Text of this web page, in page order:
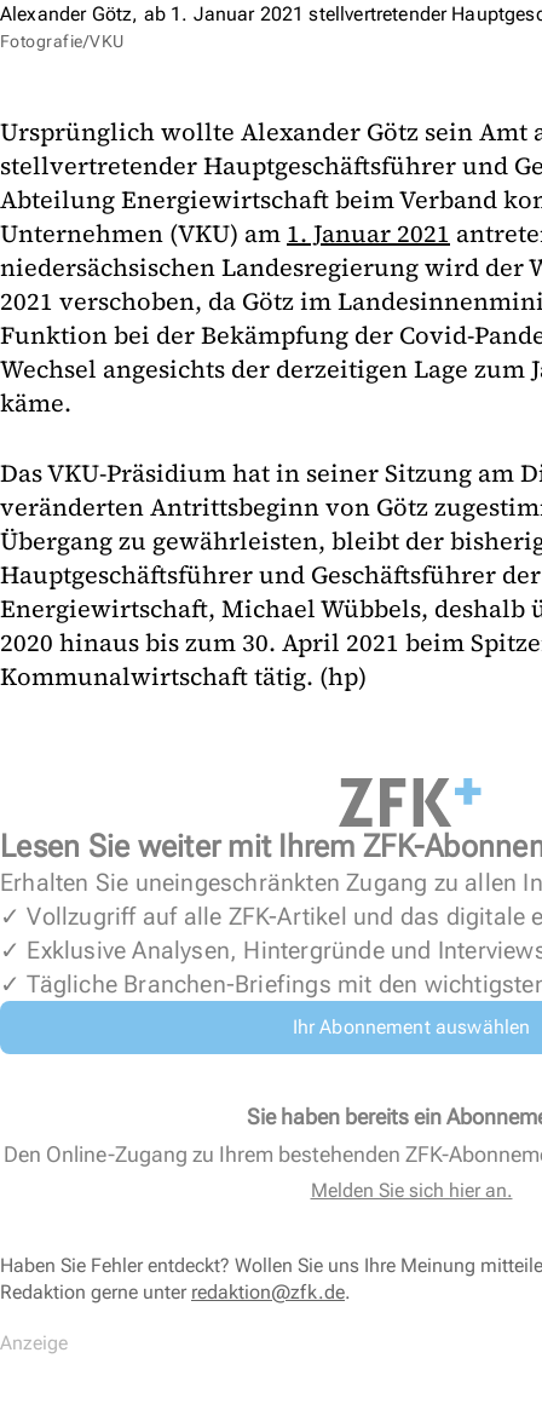
Alexander Götz, ab 1. Januar 2021 stellvertretender
Fotografie/VKU
Ursprünglich wollte Alexander Götz sein Amt
stellvertretender Hauptgeschäftsführer und
Abteilung Energiewirtschaft beim Verband
Unternehmen (VKU) am 1. Januar 2021
niedersächsischen Landesregierung wird der
2021 verschoben, da Götz im
Funktion bei der Bekämpfung der Covid-
Wechsel angesichts der derzeitigen Lage zum
käme.
Das VKU-Präsidium hat in seiner Sitzung am
veränderten Antrittsbeginn von Götz
Übergang zu gewährleisten, bleibt der
Hauptgeschäftsführer und Geschäftsführer
Energiewirtschaft, Michael Wübbels, deshalb
2020 hinaus bis zum 30. April 2021 beim
Kommunalwirtschaft tätig. (hp)
Lesen Sie weiter mit Ihrem ZFK-
Erhalten Sie uneingeschränkten Zugang zu allen
✓ Vollzugriff auf alle ZFK-Artikel und das digitale
✓ Exklusive Analysen, Hintergründe und
✓ Tägliche Branchen-Briefings mit den
Ihr Abonnement auswählen
Sie haben bereits ein
Den Online-Zugang zu Ihrem bestehenden ZFK-
Melden Sie sich hier an.
Haben Sie Fehler entdeckt? Wollen Sie uns Ihre Meinung
Redaktion gerne unter redaktion@zfk.de.